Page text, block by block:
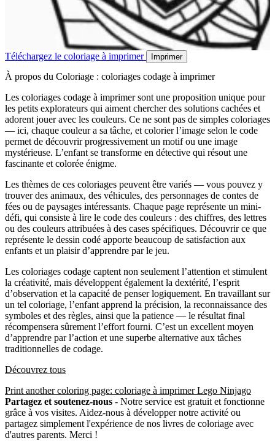
Téléchargez le coloriage à imprimer Imprimer
À propos du Coloriage : coloriages codage à imprimer
Les coloriages codage à imprimer sont une proposition unique pour
les petits explorateurs qui aiment chercher des solutions cachées et
adorent jouer avec les couleurs. Ce ne sont pas de simples coloriages
— ici, chaque couleur a sa tâche, et colorier l’image selon le code
permet de découvrir progressivement un motif ou une image
mystérieuse. L’enfant se transforme en détective qui résout une
fascinante et colorée énigme.
Les thèmes de ces coloriages peuvent être variés — vous pouvez y
trouver des animaux, des véhicules, des personnages de contes de
fées ou de paysages intéressants. Chaque page représente un mini-
défi, qui consiste à lire le code des couleurs : des chiffres, des lettres
ou des couleurs attribuées à des cases spécifiques. Découvrir ce que
représente le dessin codé apporte beaucoup de satisfaction aux
enfants et un plaisir d’apprendre par le jeu.
Les coloriages codage captent non seulement l’attention et stimulent
la créativité, mais développent également la dextérité, l’esprit
d’observation et la capacité de penser logiquement. En travaillant sur
un tel coloriage, l’enfant apprend la précision, la reconnaissance des
symboles et des règles, ainsi que la patience — le résultat final
récompensera sûrement l’effort fourni. C’est un excellent moyen
d’apprendre par l’action et une superbe alternative aux tâches
traditionnelles de codage.
Découvrez tous
Print another coloring page: coloriage à imprimer Lego Ninjago
Partagez et soutenez-nous - Notre service est gratuit et fonctionne
grâce à vos visites. Aidez-nous à développer notre activité ou
partagez simplement l'expérience de nos livres de coloriage avec
d'autres parents. Merci !